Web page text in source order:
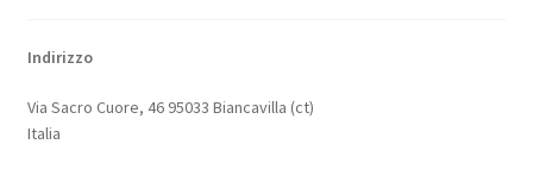
Indirizzo
Via Sacro Cuore, 46 95033 Biancavilla (ct)
Italia